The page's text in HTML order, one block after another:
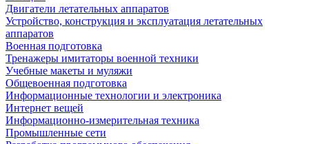
Двигатели летательных аппаратов
Устройство, конструкция и эксплуатация летательных
аппаратов
Военная подготовка
Тренажеры имитаторы военной техники
Учебные макеты и муляжи
Общевоенная подготовка
Информационные технологии и электроника
Интернет вещей
Информационно-измерительная техника
Промышленные сети